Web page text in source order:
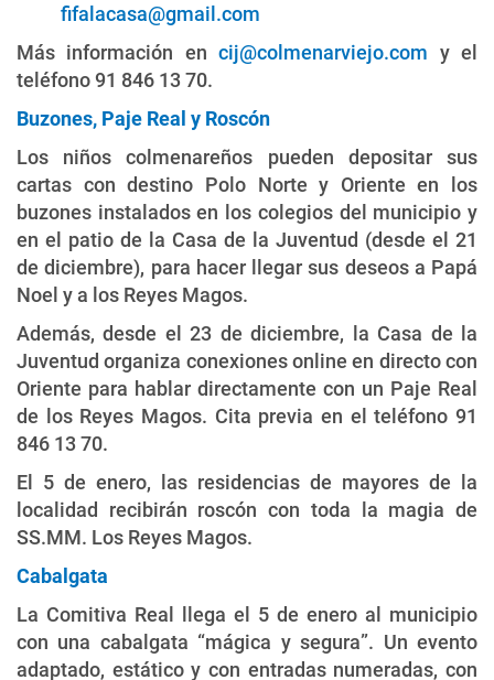
fifalacasa@gmail.com
Más información encij@colmenarviejo.com y el
teléfono 91 846 13 70.
Buzones, Paje Real y Roscón
Los niños colmenareños pueden depositar sus
cartas con destino Polo Norte y Oriente en los
buzones instalados en los colegios del municipio y
en el patio de la Casa de la Juventud (desde el 21
de diciembre), para hacer llegar sus deseos a Papá
Noel y a los Reyes Magos.
Además, desde el 23 de diciembre, la Casa de la
Juventud organiza conexiones online en directo con
Oriente para hablar directamente con un Paje Real
de los Reyes Magos. Cita previa en el teléfono 91
846 13 70.
El 5 de enero, las residencias de mayores de la
localidad recibirán roscón con toda la magia de
SS.MM. Los Reyes Magos.
Cabalgata
La Comitiva Real llega el 5 de enero al municipio
con una cabalgata “mágica y segura”. Un evento
adaptado, estático y con entradas numeradas, con